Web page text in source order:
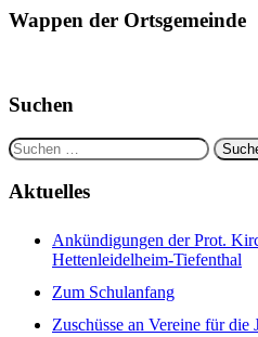
Wappen der Ortsgemeinde
Suchen
Suchen
nach:
Aktuelles
Ankündigungen der Prot.
Hettenleidelheim-Tiefenthal
Zum Schulanfang
Zuschüsse an Vereine für die